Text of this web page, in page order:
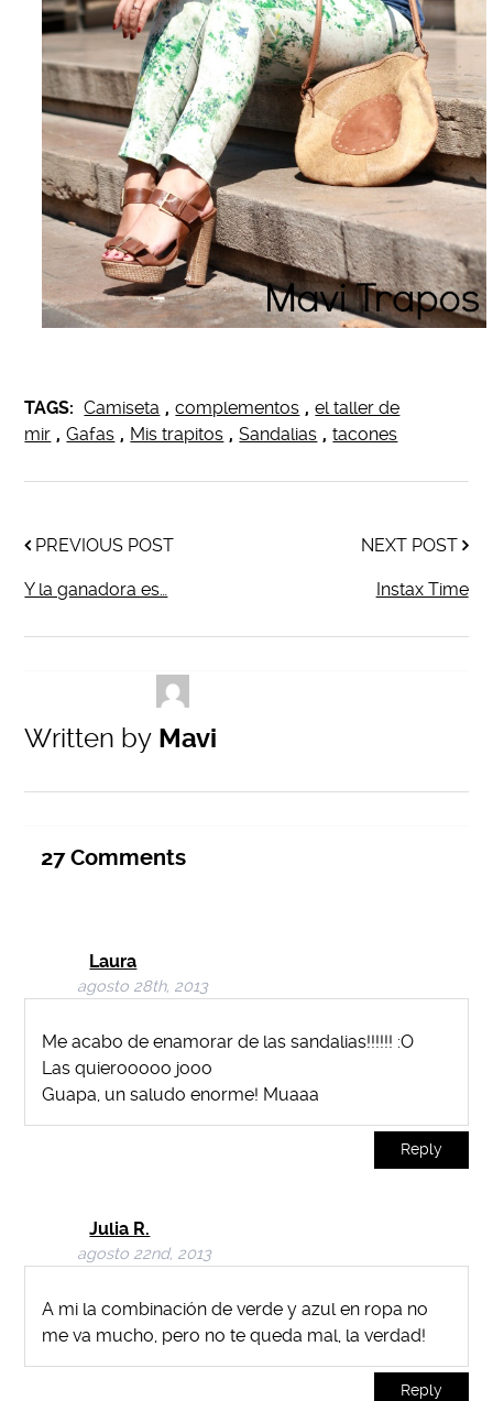
TAGS: Camiseta , complementos , el taller de
mir , Gafas , Mis trapitos , Sandalias , tacones
PREVIOUS POST
Y la ganadora es…
NEXT POST
Instax Time
Written by Mavi
27Comments
Laura
agosto 28th, 2013
Me acabo de enamorar de las sandalias!!!!!! :O
Las quierooooo jooo
Guapa, un saludo enorme! Muaaa
Reply
Julia R.
agosto 22nd, 2013
A mi la combinación de verde y azul en ropa no
me va mucho, pero no te queda mal, la verdad!
Reply